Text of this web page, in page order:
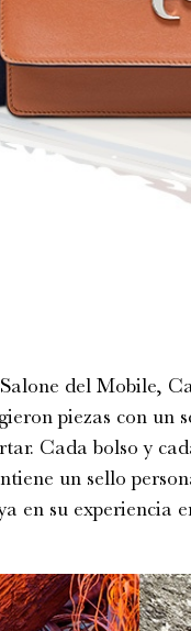
del Mobile,
piezas con un
Cada bolso y
un sello
en su experiencia